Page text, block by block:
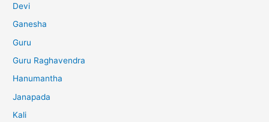
Devi
Ganesha
Guru
Guru Raghavendra
Hanumantha
Janapada
Kali